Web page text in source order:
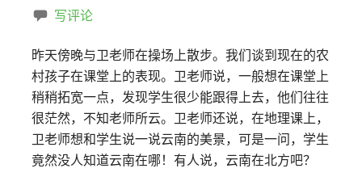
写评论
昨天傍晚与卫老师在操场上散步。我们谈到现在的农
村孩子在课堂上的表现。卫老师说，一般想在课堂上
稍稍拓宽一点，发现学生很少能跟得上去，他们往往
很茫然，不知老师所云。卫老师还说，在地理课上，
卫老师想和学生说一说云南的美景，可是一问，学生
竟然没人知道云南在哪！有人说，云南在北方吧？